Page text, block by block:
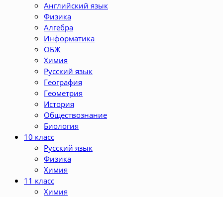
Английский язык
Физика
Алгебра
Информатика
ОБЖ
Химия
Русский язык
География
Геометрия
История
Обществознание
Биология
10 класс
Русский язык
Физика
Химия
11 класс
Химия